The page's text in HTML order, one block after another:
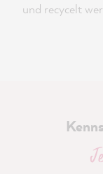
und recycelt